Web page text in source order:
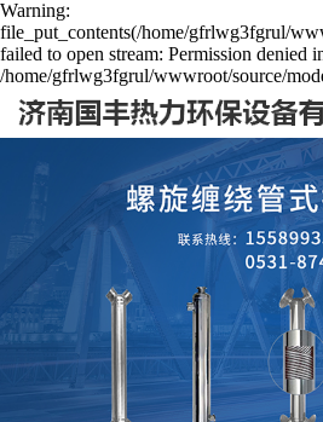
Warning:
file_put_contents(/home/gfrlwg3fgrul/
failed to open stream: Permission denied
/home/gfrlwg3fgrul/wwwroot/source/